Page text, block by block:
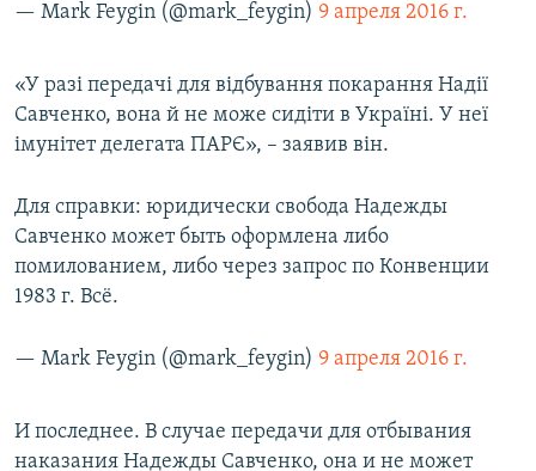
— Mark Feygin (@mark_feygin) 9 апреля 2016 г.
«У разі передачі для відбування покарання Надії
Савченко, вона й не може сидіти в Україні. У неї
імунітет делегата ПАРЄ», – заявив він.
Для справки: юридически свобода Надежды
Савченко может быть оформлена либо
помилованием, либо через запрос по Конвенции
1983 г. Всё.
— Mark Feygin (@mark_feygin) 9 апреля 2016 г.
И последнее. В случае передачи для отбывания
наказания Надежды Савченко, она и не может